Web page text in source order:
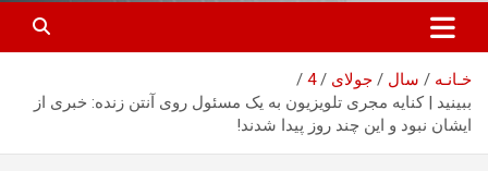
خـانـه سال جولای
4
ببینید | کنایه مجری تلویزیون به یک مسئول روی آنتن زنده: خبری از
ایشان نبود و این چند روز پیدا شدند!